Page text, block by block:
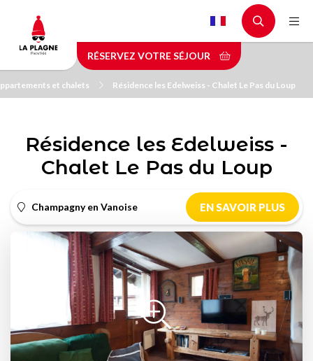
contenu
principal
RÉSERVEZ VOTRE SÉJOUR
et chalets Résidence les Edelweiss - Chalet Le Pas du Loup
Résidence les Edelweiss -
Chalet Le Pas du Loup
Champagny en Vanoise EN SAVOIR PLUS